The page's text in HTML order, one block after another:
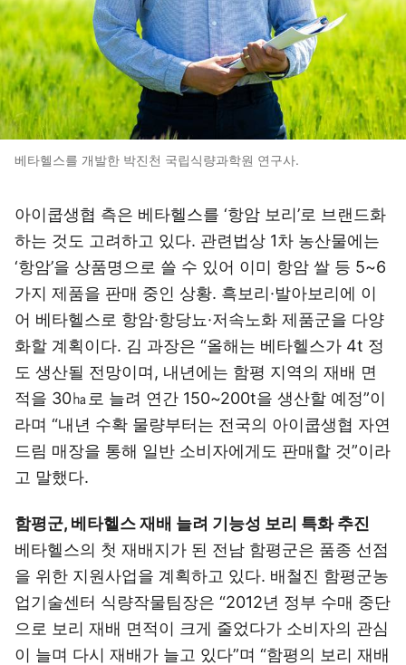
베타헬스를 개발한 박진천 국립식량과학원 연구사.
아이쿱생협 측은 베타헬스를 ‘항암 보리’로 브랜드화
하는 것도 고려하고 있다. 관련법상 1차 농산물에는
‘항암’을 상품명으로 쓸 수 있어 이미 항암 쌀 등 5~6
가지 제품을 판매 중인 상황. 흑보리·발아보리에 이
어 베타헬스로 항암·항당뇨·저속노화 제품군을 다양
화할 계획이다. 김 과장은 “올해는 베타헬스가 4t 정
도 생산될 전망이며, 내년에는 함평 지역의 재배 면
적을 30㏊로 늘려 연간 150~200t을 생산할 예정”이
라며 “내년 수확 물량부터는 전국의 아이쿱생협 자연
드림 매장을 통해 일반 소비자에게도 판매할 것”이라
고 말했다.
함평군, 베타헬스 재배 늘려 기능성 보리 특화 추진
베타헬스의 첫 재배지가 된 전남 함평군은 품종 선점
을 위한 지원사업을 계획하고 있다. 배철진 함평군농
업기술센터 식량작물팀장은 “2012년 정부 수매 중단
으로 보리 재배 면적이 크게 줄었다가 소비자의 관심
이 늘며 다시 재배가 늘고 있다”며 “함평의 보리 재배